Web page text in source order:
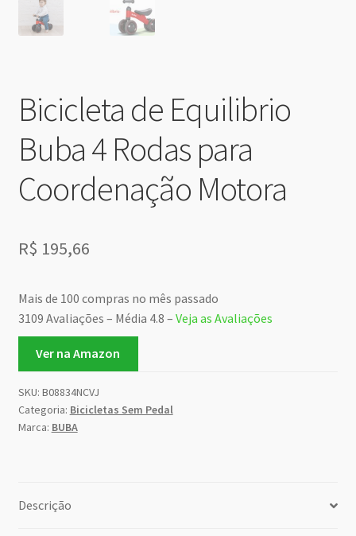
Bicicleta de Equilibrio
Buba 4 Rodas para
Coordenação Motora
R$ 195,66
Mais de 100 compras no mês passado
3109 Avaliações – Média 4.8 – Veja as Avaliações
Ver na Amazon
SKU: B08834NCVJ
Categoria: Bicicletas Sem Pedal
Marca: BUBA
Descrição